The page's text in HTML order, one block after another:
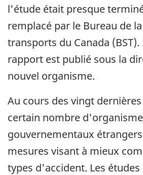
l'étude était presque
remplacé par le Bureau de
transports du Canada
rapport est publié sous la
nouvel organisme.
Au cours des vingt
certain nombre
gouvernementaux
mesures visant à mieux
types d'accident. Les études